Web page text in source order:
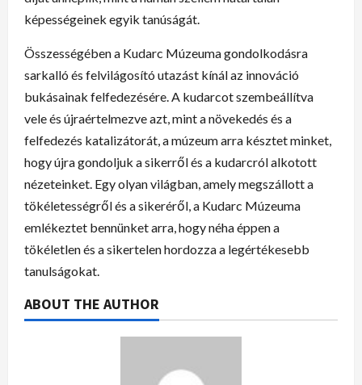
képességeinek egyik tanúságát.
Összességében a Kudarc Múzeuma gondolkodásra
sarkalló és felvilágosító utazást kínál az innováció
bukásainak felfedezésére. A kudarcot szembeállítva
vele és újraértelmezve azt, mint a növekedés és a
felfedezés katalizátorát, a múzeum arra késztet minket,
hogy újra gondoljuk a sikerről és a kudarcról alkotott
nézeteinket. Egy olyan világban, amely megszállott a
tökéletességről és a sikeréről, a Kudarc Múzeuma
emlékeztet bennünket arra, hogy néha éppen a
tökéletlen és a sikertelen hordozza a legértékesebb
tanulságokat.
ABOUT THE AUTHOR